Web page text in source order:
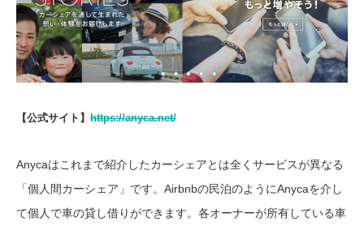
【公式サイト】 https://anyca.net/
Anycaはこれまで紹介したカーシェアとは全くサービスが異なる
「個人間カーシェア」です。Airbnbの民泊のようにAnycaを介し
て個人で車の貸し借りができます。各オーナーが所有している車